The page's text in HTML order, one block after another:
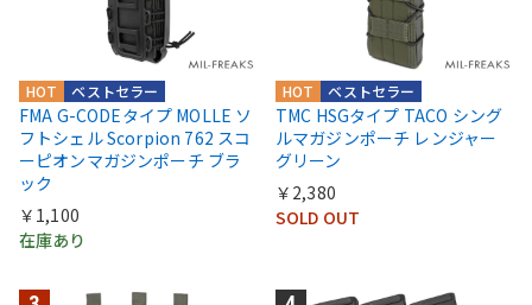
ベストセラー
HOT
FMA G-CODEタイプ MOLLE ソ
フトシェル Scorpion 762 スコ
ーピオンマガジンポーチ ブラ
ック
￥1,100
在庫あり
ベストセラー
HOT
TMC HSGタイプ TACO シング
ルマガジンポーチ レンジャー
グリーン
￥2,380
SOLD OUT